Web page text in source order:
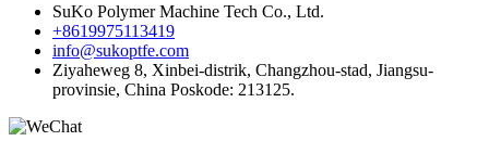
SuKo Polymer Machine Tech Co., Ltd.
+8619975113419
info@sukoptfe.com
Ziyaheweg 8, Xinbei-distrik, Changzhou-stad, Jiangsu-
provinsie, China Poskode: 213125.